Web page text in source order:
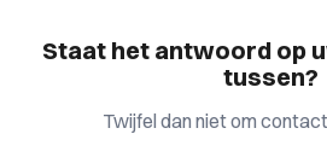
Staat het antwoord op
tussen?
Twijfel dan niet om